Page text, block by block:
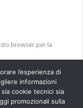
browser per la
Scopri come vengono
l’esperienza di
informazioni
cookie tecnici sia
promozionali sulla